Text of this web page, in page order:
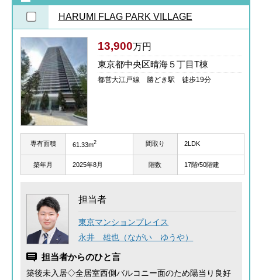
HARUMI FLAG PARK VILLAGE
13,900万円
東京都中央区晴海５丁目T棟
都営大江戸線 勝どき駅 徒歩19分
専有面積 61.33m2 間取り 2LDK
築年月 2025年8月 階数 17階/50階建
担当者
東京マンションプレイス
永井 雄也（ながい ゆうや）
担当者からのひと言
築後未入居◇全居室西側バルコニー面のため陽当り良好